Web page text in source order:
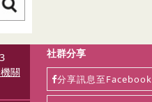
關
社群分享
分享訊息至Facebook